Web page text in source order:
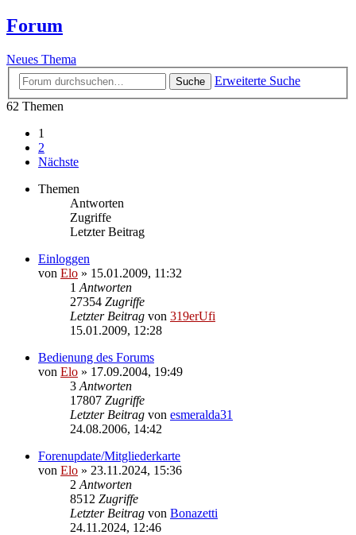
Forum
Neues Thema
Suche
Erweiterte Suche
62 Themen
1
2
Nächste
Themen
Antworten
Zugriffe
Letzter Beitrag
Einloggen
von Elo » 15.01.2009, 11:32
1 Antworten
27354 Zugriffe
Letzter Beitrag von 319erUfi
15.01.2009, 12:28
Bedienung des Forums
von Elo » 17.09.2004, 19:49
3 Antworten
17807 Zugriffe
Letzter Beitrag von esmeralda31
24.08.2006, 14:42
Forenupdate/Mitgliederkarte
von Elo » 23.11.2024, 15:36
2 Antworten
8512 Zugriffe
Letzter Beitrag von Bonazetti
24.11.2024, 12:46